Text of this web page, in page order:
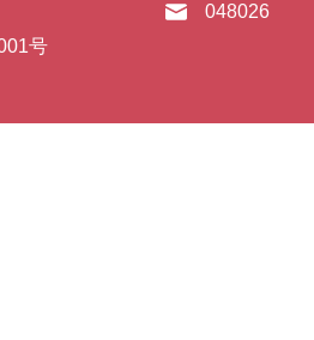
号
048026